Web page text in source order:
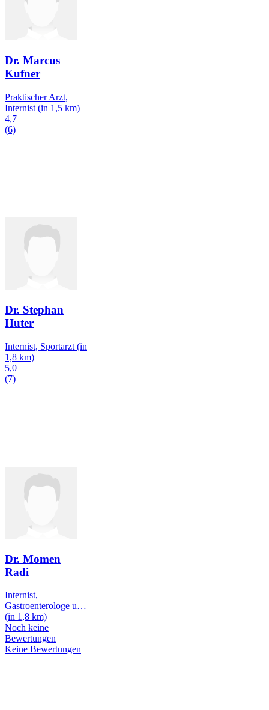
Dr. Marcus
Kufner
Praktischer Arzt,
Internist (in 1,5 km)
4,7
(6)
Dr. Stephan
Huter
Internist, Sportarzt (in
1,8 km)
5,0
(7)
Dr. Momen
Radi
Internist,
Gastroenterologe u…
(in 1,8 km)
Noch keine
Bewertungen
Keine Bewertungen